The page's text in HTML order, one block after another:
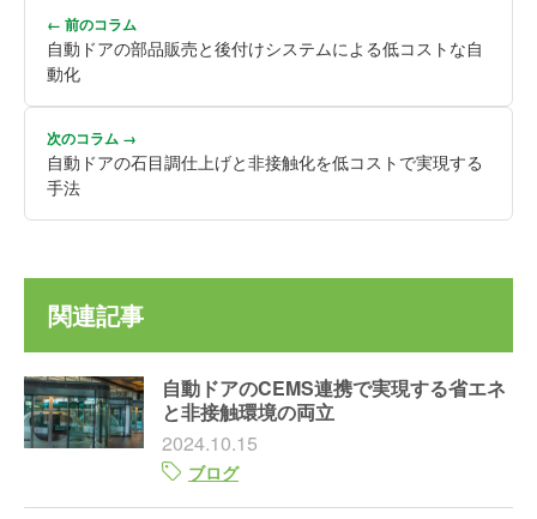
← 前のコラム
自動ドアの部品販売と後付けシステムによる低コストな自
動化
次のコラム →
自動ドアの石目調仕上げと非接触化を低コストで実現する
手法
関連記事
自動ドアのCEMS連携で実現する省エネ
と非接触環境の両立
2024.10.15
ブログ